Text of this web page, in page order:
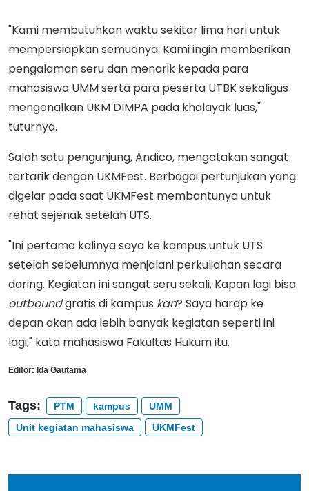
"Kami membutuhkan waktu sekitar lima hari untuk
mempersiapkan semuanya. Kami ingin memberikan
pengalaman seru dan menarik kepada para
mahasiswa UMM serta para peserta UTBK sekaligus
mengenalkan UKM DIMPA pada khalayak luas,"
tuturnya.
Salah satu pengunjung, Andico, mengatakan sangat
tertarik dengan UKMFest. Berbagai pertunjukan yang
digelar pada saat UKMFest membantunya untuk
rehat sejenak setelah UTS.
"Ini pertama kalinya saya ke kampus untuk UTS
setelah sebelumnya menjalani perkuliahan secara
daring. Kegiatan ini sangat seru sekali. Kapan lagi bisa
outboundgratis di kampus kan? Saya harap ke
depan akan ada lebih banyak kegiatan seperti ini
lagi," kata mahasiswa Fakultas Hukum itu.
Editor: Ida Gautama
Tags: PTM kampus
UMM
Unit kegiatan mahasiswa
UKMFest